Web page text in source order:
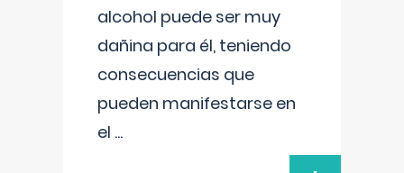
alcohol puede ser muy
dañina para él, teniendo
consecuencias que
pueden manifestarse en
el ...